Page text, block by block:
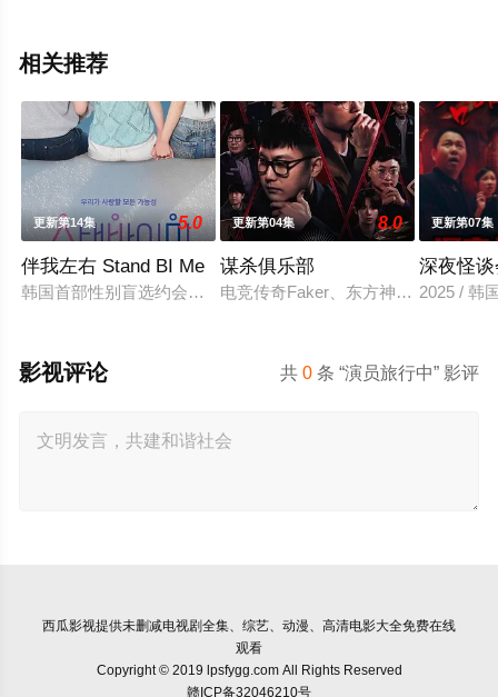
相关推荐
更新第14集 5.0
伴我左右 Stand BI Me
韩国首部性别盲选约会真人秀，展现多样爱情的可能性。 他爱
更新第04集 8.0
谋杀俱乐部
电竞传奇Faker、东方神起的最强昌
更新第07集
深夜怪
2025 / 韩
共0 条 “演员旅行中” 影评
影视评论
西瓜影视提供未删减电视剧全集、综艺、动漫、高清电影大全免费在线
观看
Copyright © 2019 lpsfygg.com All Rights Reserved
赣ICP备32046210号